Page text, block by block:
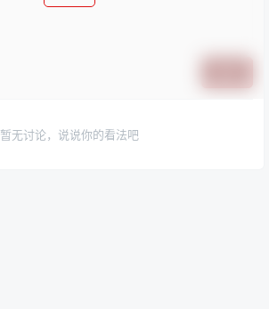
暂无讨论，说说你的看法吧